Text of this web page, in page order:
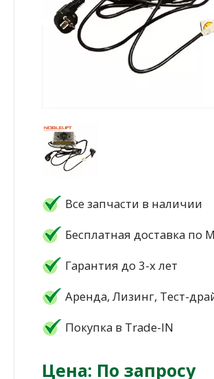
Все запчасти в наличии
Бесплатная доставка по
Гарантия до 3-х лет
Аренда, Лизинг, Тест-
Покупка в Trade-IN
Цена: По запросу